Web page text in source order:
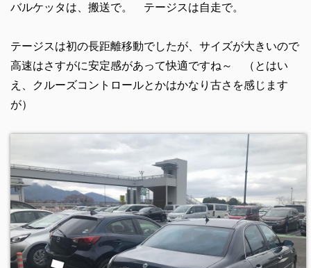
バルケッタは、搬送で。 テージスは自走で。
テージスは初の長距離移動でしたが、サイズが大きいので
高速はさすがに安定感があって快適ですね～ （とはい
え、クルーズコントロールとかはかなり古さを感じます
が）